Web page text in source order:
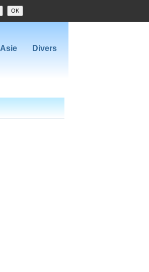
OK
Asie Divers